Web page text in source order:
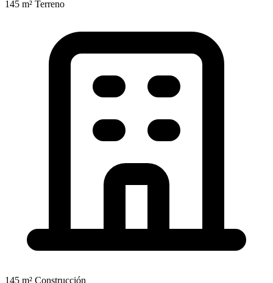
145 m² Terreno
145 m² Construcción